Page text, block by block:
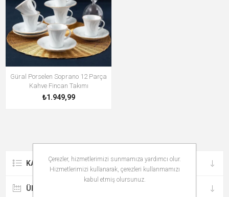
Güral Porselen Soprano 12 Parça
Kahve Fincan Takımı
₺1.949,99
KATEGORILER
ÜRETICILER
Çerezler, hizmetlerimizi sunmamıza yardımcı olur.
Hizmetlerimizi kullanarak, çerezleri kullanmamızı
kabul etmiş olursunuz.